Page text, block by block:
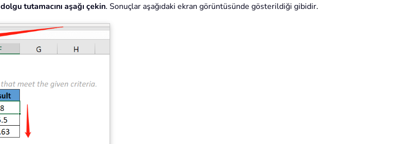
dolgu tutamacını aşağı çekin. Sonuçlar aşağıdaki ekran görüntüsünde gösterildiği gibidir.